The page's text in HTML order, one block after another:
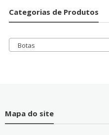
Categorias de Produtos
Botas
Mapa do site